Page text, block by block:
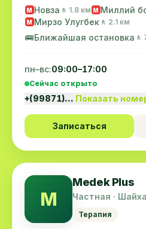
M Новза 🚶 1.8 км M Миллий
M Мирзо Улугбек 🚶 2.1 км
🚌Ближайшая остановка 🚶
пн–вс:09:00–17:00
Сейчас открыто
+(99871)… Показать
Записаться
M
Medek Plus
Частная ·
Терапия